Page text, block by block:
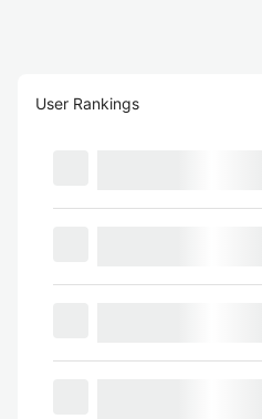
User Rankings